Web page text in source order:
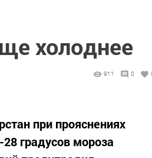
холоднее
911 0
при прояснениях
градусов мороза